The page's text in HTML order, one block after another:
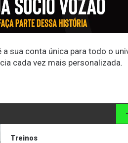
a sua conta única para todo o
cada vez mais personalizada.
Treinos